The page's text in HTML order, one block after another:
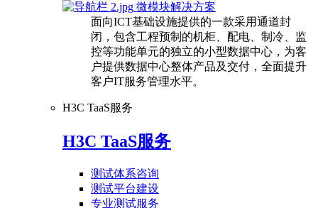
微模块解决方案
面向ICT基础设施提供的一款采用通道封
闭，包含工程预制的机柜、配电、制冷、监
控等功能单元的独立的小型数据中心，为客
户提供数据中心整体产品及交付，全面提升
客户IT服务管理水平。
H3C TaaS服务
H3C TaaS服务
测试体系咨询
测试平台建设
专业测试服务